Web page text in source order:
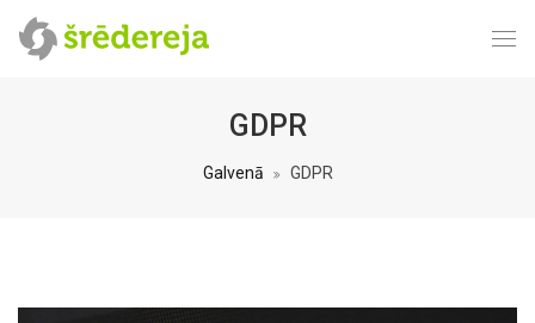
GDPR
Galvenā GDPR